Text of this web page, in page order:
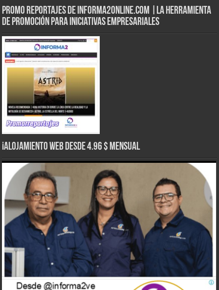
Promo Reportajes de informa2online.com |La herramienta
de Promoción para iniciativas empresariales
¡Alojamiento web Desde 4.96 $ Mensual